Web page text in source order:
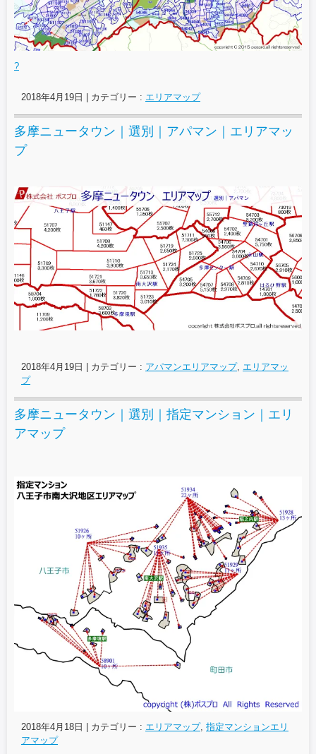
?
2018年4月19日 | カテゴリー : エリアマップ
多摩ニュータウン｜選別｜アパマン｜エリアマッ
プ
2018年4月19日 | カテゴリー : アパマンエリアマップ, エリアマッ
プ
多摩ニュータウン｜選別｜指定マンション｜エリ
アマップ
2018年4月18日 | カテゴリー : エリアマップ, 指定マンションエリ
アマップ